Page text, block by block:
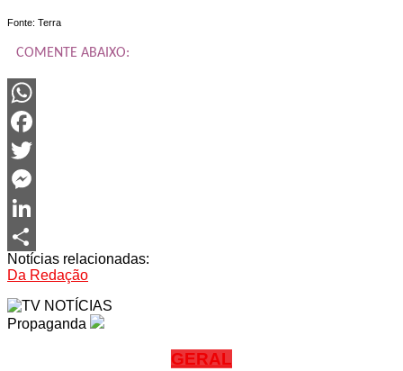
Fonte: Terra
COMENTE ABAIXO:
WhatsApp
Facebook
Twitter
Messenger
LinkedIn
Share
Notícias relacionadas:
Da Redação
Propaganda
GERAL